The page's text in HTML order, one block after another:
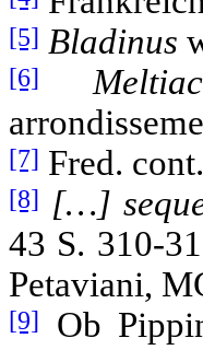
[5] Bladinus
[6]
[7] Fred.
[8] […]
43 S. 310-
Petaviani,
[9] Ob